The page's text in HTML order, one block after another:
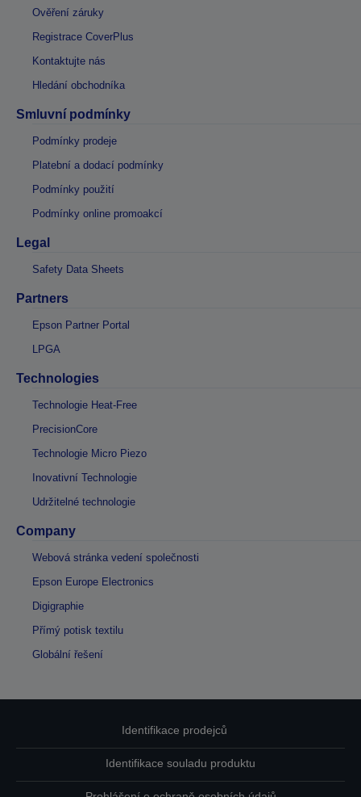
Ověření záruky
Registrace CoverPlus
Kontaktujte nás
Hledání obchodníka
Smluvní podmínky
Podmínky prodeje
Platební a dodací podmínky
Podmínky použití
Podmínky online promoakcí
Legal
Safety Data Sheets
Partners
Epson Partner Portal
LPGA
Technologies
Technologie Heat-Free
PrecisionCore
Technologie Micro Piezo
Inovativní Technologie
Udržitelné technologie
Company
Webová stránka vedení společnosti
Epson Europe Electronics
Digigraphie
Přímý potisk textilu
Globální řešení
Identifikace prodejců
Identifikace souladu produktu